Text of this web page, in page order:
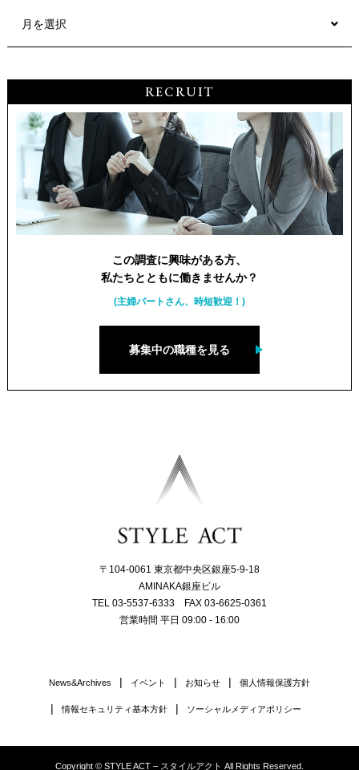
月を選択
RECRUIT
この調査に興味がある方、
私たちとともに働きませんか？
(主婦パートさん、時短歓迎！)
募集中の職種を見る
〒104-0061 東京都中央区銀座5-9-18
AMINAKA銀座ビル
TEL 03-5537-6333 FAX 03-6625-0361
営業時間 平日 09:00 - 16:00
News&Archives イベント お知らせ 個人情報保護方針
情報セキュリティ基本方針 ソーシャルメディアポリシー
Copyright © STYLE ACT – スタイルアクト All Rights Reserved.